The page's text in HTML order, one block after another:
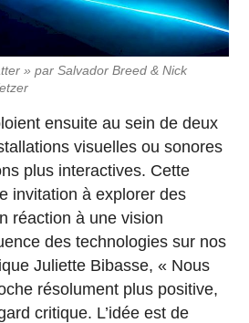
» par Salvador Breed & Nick
ensuite au sein de deux
visuelles ou sonores
plus interactives. Cette
invitation à explorer des
réaction à une vision
des technologies sur nos
Juliette Bibasse, « Nous
résolument plus positive,
critique. L’idée est de